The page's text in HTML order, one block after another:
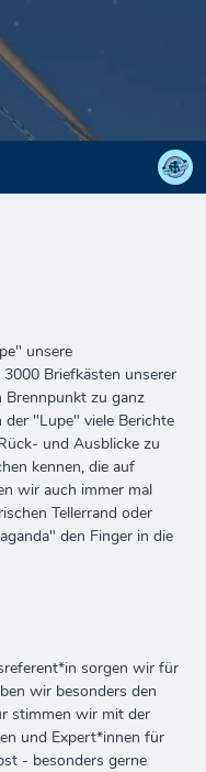
unsere
Briefkästen unserer
Brennpunkt zu ganz
"Lupe" viele Berichte
und Ausblicke zu
kennen, die auf
wir auch immer mal
Tellerrand oder
den Finger in die
sorgen wir für
wir besonders den
stimmen wir mit der
und Expert*innen für
- besonders gerne